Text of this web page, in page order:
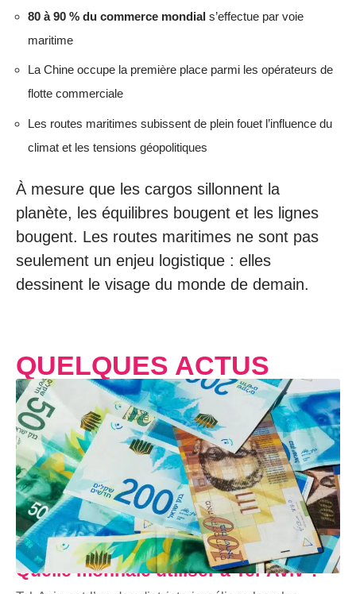
80 à 90 % du commerce mondial s’effectue par voie
maritime
La Chine occupe la première place parmi les opérateurs de
flotte commerciale
Les routes maritimes subissent de plein fouet l’influence du
climat et les tensions géopolitiques
À mesure que les cargos sillonnent la
planète, les équilibres bougent et les lignes
bougent. Les routes maritimes ne sont pas
seulement un enjeu logistique : elles
dessinent le visage du monde de demain.
QUELQUES ACTUS
Quelle monnaie utiliser à Tel-Aviv ?